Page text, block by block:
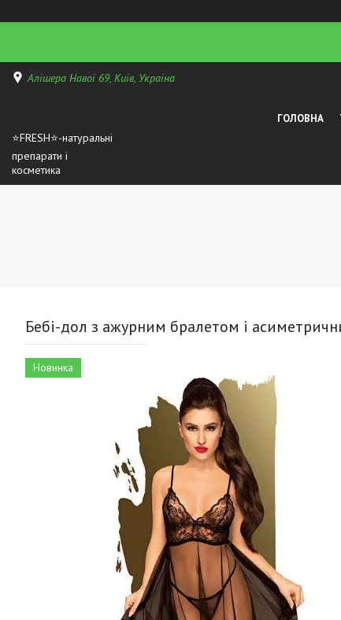
Алішера Навої 69, Київ, Україна
⭐FRESH⭐-натуральні
препарати і
косметика
ГОЛОВНА
Бебі-дол з ажурним бралетом і
Новинка